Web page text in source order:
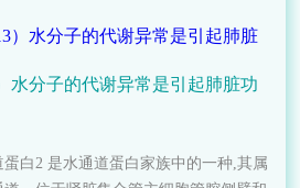
水分子的代谢异常是引起肺脏功
白2 是水通道蛋白家族中的一种,其属